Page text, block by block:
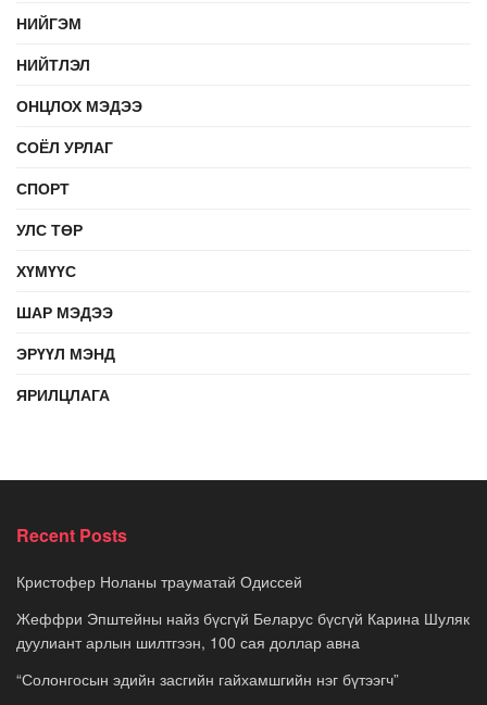
НИЙГЭМ
НИЙТЛЭЛ
ОНЦЛОХ МЭДЭЭ
СОЁЛ УРЛАГ
СПОРТ
УЛС ТӨР
ХҮМҮҮС
ШАР МЭДЭЭ
ЭРҮҮЛ МЭНД
ЯРИЛЦЛАГА
Recent Posts
Кристофер Ноланы трауматай Одиссей
Жеффри Эпштейны найз бүсгүй Беларус бүсгүй Карина Шуляк
дуулиант арлын шилтгээн, 100 сая доллар авна
“Солонгосын эдийн засгийн гайхамшгийн нэг бүтээгч”